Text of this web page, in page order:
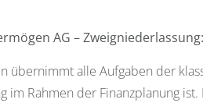
AG –
übernimmt alle Aufgaben der
im Rahmen der Finanzplanung